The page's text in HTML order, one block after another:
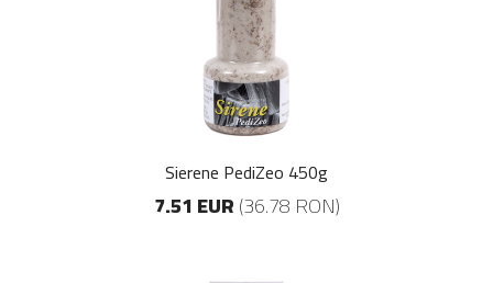
Sierene PediZeo 450g
7.51 EUR(36.78 RON)